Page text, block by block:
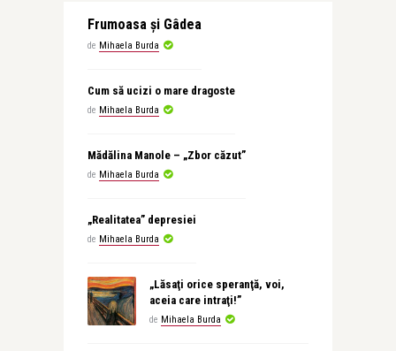
Frumoasa şi Gâdea
de Mihaela Burda
Cum să ucizi o mare dragoste
de Mihaela Burda
Mădălina Manole – „Zbor căzut”
de Mihaela Burda
„Realitatea” depresiei
de Mihaela Burda
„Lăsaţi orice speranţă, voi,
aceia care intraţi!”
de Mihaela Burda